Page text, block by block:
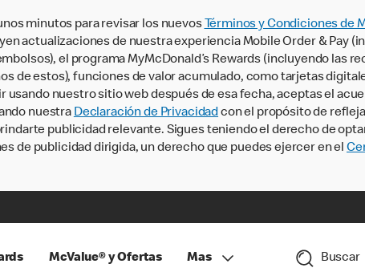
minutos para revisar los nuevos Términos y Condiciones de
actualizaciones de nuestra experiencia Mobile Order & Pay
el programa MyMcDonald’s Rewards (incluyendo las
de estos), funciones de valor acumulado, como tarjetas
nuestro sitio web después de esa fecha, aceptas el
nuestra Declaración de Privacidadcon el propósito de
publicidad relevante. Sigues teniendo el derecho de
de publicidad dirigida, un derecho que puedes ejercer en el
McValue® y Ofertas Mas Buscar